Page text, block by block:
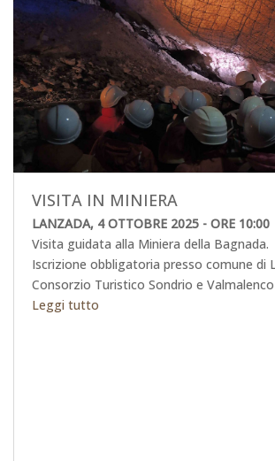
VISITA IN MINIERA
LANZADA, 4 OTTOBRE 2025 - ORE 10:00
Visita guidata alla Miniera della Bagnada.
Iscrizione obbligatoria presso comune di
Consorzio Turistico Sondrio e Valmalenco
Leggi tutto